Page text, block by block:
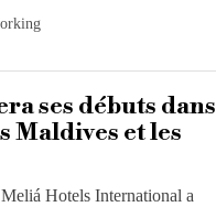
ses débuts dans
Maldives et les
Hotels International a